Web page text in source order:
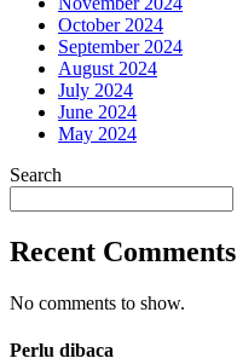
October 2024
September 2024
August 2024
July 2024
June 2024
May 2024
Search
Recent Comments
No comments to show.
Perlu dibaca